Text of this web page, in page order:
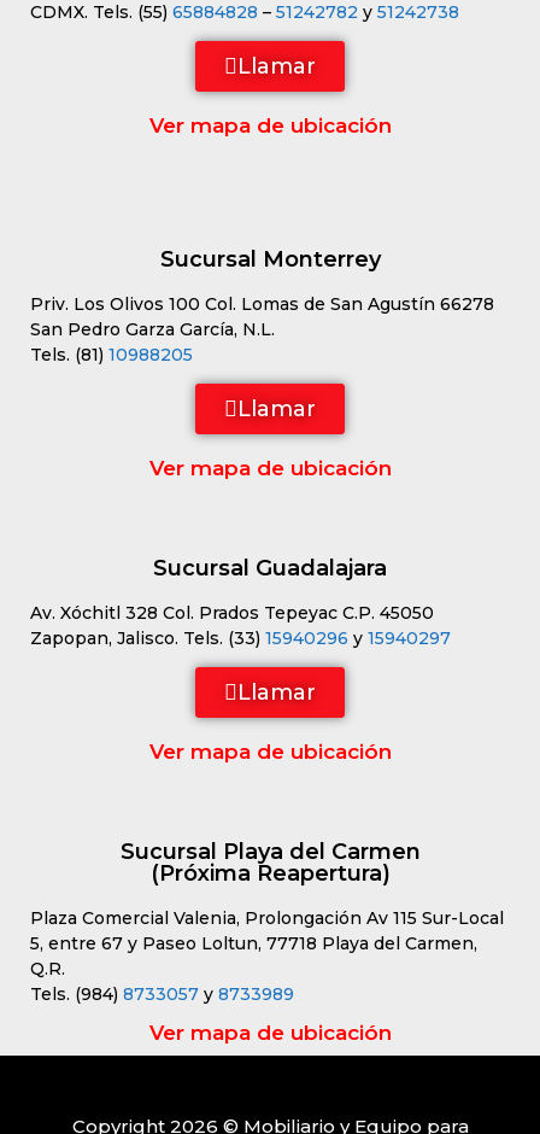
CDMX. Tels. (55) 65884828 – 51242782 y 51242738
Llamar
Ver mapa de ubicación
Sucursal Monterrey
Priv. Los Olivos 100 Col. Lomas de San Agustín 66278
San Pedro Garza García, N.L.
Tels. (81) 10988205
Llamar
Ver mapa de ubicación
Sucursal Guadalajara
Av. Xóchitl 328 Col. Prados Tepeyac C.P. 45050
Zapopan, Jalisco. Tels. (33) 15940296 y 15940297
Llamar
Ver mapa de ubicación
Sucursal Playa del Carmen
(Próxima Reapertura)
Plaza Comercial Valenia, Prolongación Av 115 Sur-Local
5, entre 67 y Paseo Loltun, 77718 Playa del Carmen,
Q.R.
Tels. (984) 8733057 y 8733989
Ver mapa de ubicación
Copyright 2026 © Mobiliario y Equipo para